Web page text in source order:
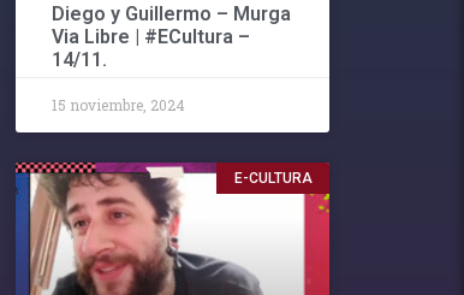
Diego y Guillermo – Murga
Via Libre | #ECultura –
14/11.
15 noviembre, 2024
E-CULTURA